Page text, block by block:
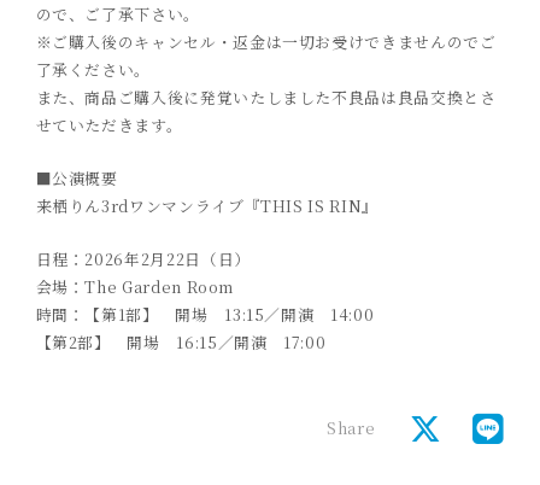
ので、ご了承下さい。
※ご購入後のキャンセル・返金は一切お受けできませんのでご
了承ください。
また、商品ご購入後に発覚いたしました不良品は良品交換とさ
せていただきます。
■公演概要
来栖りん3rdワンマンライブ『THIS IS RIN』
日程：2026年2月22日（日）
会場：The Garden Room
時間：【第1部】 開場 13:15／開演 14:00
【第2部】 開場 16:15／開演 17:00
Share